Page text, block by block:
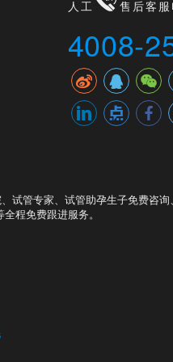
人工 售后客
4008-
试管专家、试管助孕生子免费咨
程免费跟进服务。